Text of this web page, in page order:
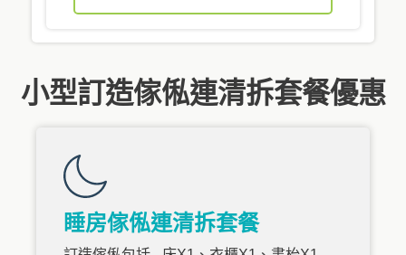
小型訂造傢俬連清拆套餐優惠
睡房傢俬連清拆套餐